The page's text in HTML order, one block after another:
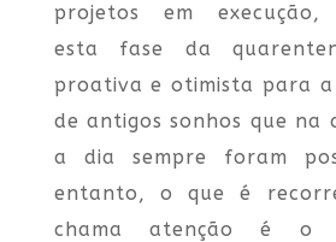
projetos em execução,
esta fase da
proativa e otimista para a
de antigos sonhos que na
a dia sempre foram
entanto, o que é
chama atenção é o